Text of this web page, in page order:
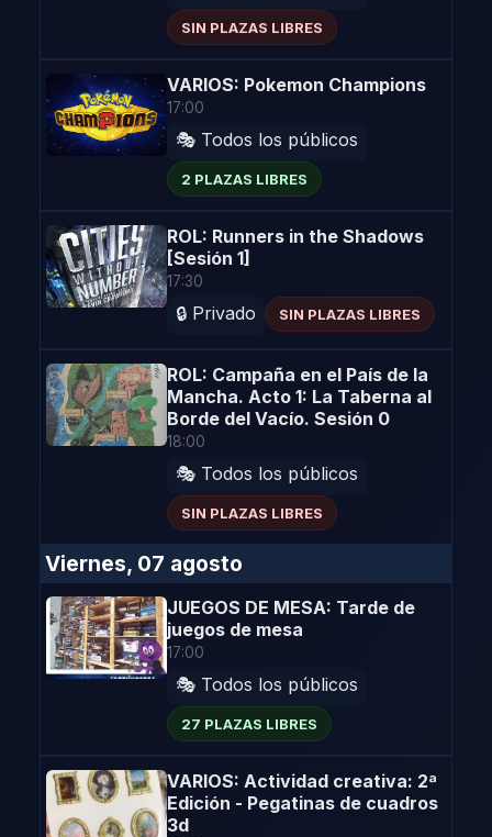
SIN PLAZAS LIBRES
VARIOS: Pokemon Champions
17:00
🎭 Todos los públicos
2 PLAZAS LIBRES
ROL: Runners in the Shadows
[Sesión 1]
17:30
🔒 Privado SIN PLAZAS LIBRES
ROL: Campaña en el País de la
Mancha. Acto 1: La Taberna al
Borde del Vacío. Sesión 0
18:00
🎭 Todos los públicos
SIN PLAZAS LIBRES
Viernes, 07 agosto
JUEGOS DE MESA: Tarde de
juegos de mesa
17:00
🎭 Todos los públicos
27 PLAZAS LIBRES
VARIOS: Actividad creativa: 2ª
Edición - Pegatinas de cuadros
3d